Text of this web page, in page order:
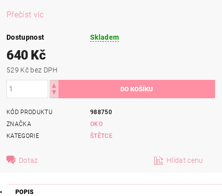
Přečíst víc
Dostupnost Skladem
640 Kč
529 Kč bez DPH
KÓD PRODUKTU
988750
ZNAČKA
OKO
KATEGORIE
ŠTĚTCE
Dotaz Hlídat cenu
POPIS